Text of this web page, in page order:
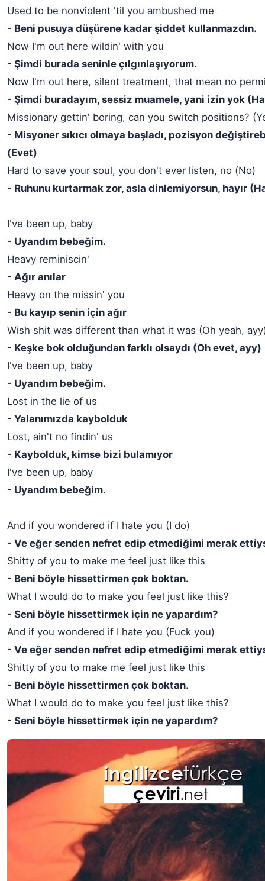
Used to be nonviolent 'til you ambushed me
- Beni pusuya düşürene kadar şiddet kullanmazdın.
Now I'm out here wildin' with you
- Şimdi burada seninle çılgınlaşıyorum.
Now I'm out here, silent treatment, that mean no
- Şimdi buradayım, sessiz muamele, yani izin yok
Missionary gettin' boring, can you switch positions?
- Misyoner sıkıcı olmaya başladı, pozisyon
(Evet)
Hard to save your soul, you don't ever listen, no (No)
- Ruhunu kurtarmak zor, asla dinlemiyorsun, hayır
I've been up, baby
- Uyandım bebeğim.
Heavy reminiscin'
- Ağır anılar
Heavy on the missin' you
- Bu kayıp senin için ağır
Wish shit was different than what it was (Oh yeah,
- Keşke bok olduğundan farklı olsaydı (Oh evet, ayy)
I've been up, baby
- Uyandım bebeğim.
Lost in the lie of us
- Yalanımızda kaybolduk
Lost, ain't no findin' us
- Kaybolduk, kimse bizi bulamıyor
I've been up, baby
- Uyandım bebeğim.
And if you wondered if I hate you (I do)
- Ve eğer senden nefret edip etmediğimi merak
Shitty of you to make me feel just like this
- Beni böyle hissettirmen çok boktan.
What I would do to make you feel just like this?
- Seni böyle hissettirmek için ne yapardım?
And if you wondered if I hate you (Fuck you)
- Ve eğer senden nefret edip etmediğimi merak
Shitty of you to make me feel just like this
- Beni böyle hissettirmen çok boktan.
What I would do to make you feel just like this?
- Seni böyle hissettirmek için ne yapardım?